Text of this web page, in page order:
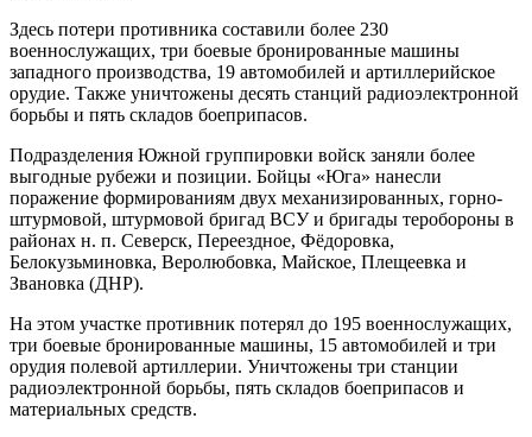
Здесь потери противника составили более 230
военнослужащих, три боевые бронированные машины
западного производства, 19 автомобилей и артиллерийское
орудие. Также уничтожены десять станций радиоэлектронной
борьбы и пять складов боеприпасов.
Подразделения Южной группировки войск заняли более
выгодные рубежи и позиции. Бойцы «Юга» нанесли
поражение формированиям двух механизированных, горно-
штурмовой, штурмовой бригад ВСУ и бригады теробороны в
районах н. п. Северск, Переездное, Фёдоровка,
Белокузьминовка, Веролюбовка, Майское, Плещеевка и
Звановка (ДНР).
На этом участке противник потерял до 195 военнослужащих,
три боевые бронированные машины, 15 автомобилей и три
орудия полевой артиллерии. Уничтожены три станции
радиоэлектронной борьбы, пять складов боеприпасов и
материальных средств.